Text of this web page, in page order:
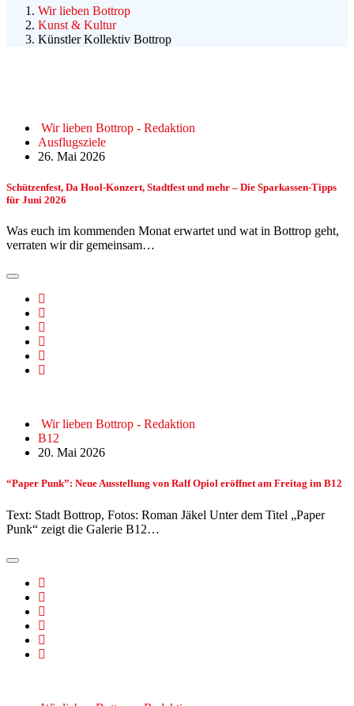
Wir lieben Bottrop
Kunst & Kultur
Künstler Kollektiv Bottrop
Wir lieben Bottrop - Redaktion
Ausflugsziele
26. Mai 2026
Schützenfest, Da Hool-Konzert, Stadtfest und mehr – Die Sparkassen-Tipps
für Juni 2026
Was euch im kommenden Monat erwartet und wat in Bottrop geht,
verraten wir dir gemeinsam…
Wir lieben Bottrop - Redaktion
B12
20. Mai 2026
“Paper Punk”: Neue Ausstellung von Ralf Opiol eröffnet am Freitag im B12
Text: Stadt Bottrop, Fotos: Roman Jäkel Unter dem Titel „Paper
Punk“ zeigt die Galerie B12…